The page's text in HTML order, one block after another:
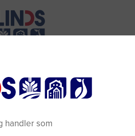
handler som